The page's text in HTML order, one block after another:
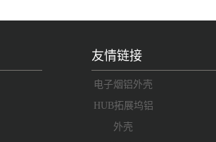
友情链接
电子烟铝外壳
HUB拓展坞铝
外壳